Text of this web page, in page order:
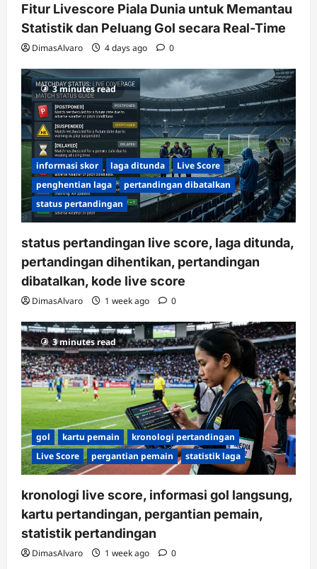
Fitur Livescore Piala Dunia untuk Memantau
Statistik dan Peluang Gol secara Real-Time
DimasAlvaro 4 days ago 0
3 minutes read
informasi skor laga ditunda
Live Score
penghentian laga
pertandingan dibatalkan
status pertandingan
status pertandingan live score, laga ditunda,
pertandingan dihentikan, pertandingan
dibatalkan, kode live score
DimasAlvaro 1 week ago 0
3 minutes read
gol kartu pemain
kronologi pertandingan
Live Score
pergantian pemain statistik laga
kronologi live score, informasi gol langsung,
kartu pertandingan, pergantian pemain,
statistik pertandingan
DimasAlvaro 1 week ago 0